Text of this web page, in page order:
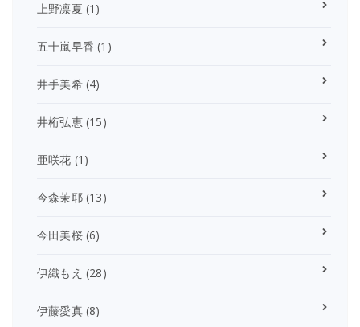
上野凛夏 (1)
五十嵐早香 (1)
井手美希(4)
井桁弘恵(15)
亜咲花 (1)
今森茉耶(13)
今田美桜(6)
伊織もえ (28)
伊藤愛真(8)